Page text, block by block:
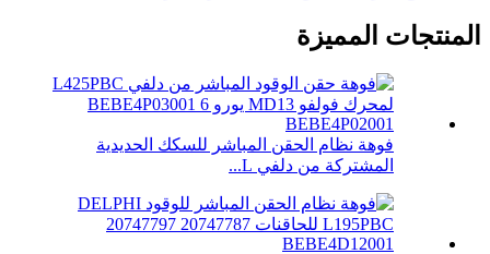
المنتجات المميزة
فوهة نظام الحقن المباشر للسكك الحديدية
المشتركة من دلفي L...